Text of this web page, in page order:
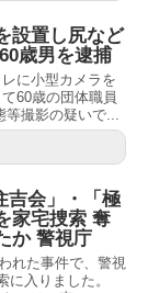
設置し尻など
歳男を逮捕
に小型カメラを
60歳の団体職員
等撮影の疑いで...
吉会」・「極
家宅捜索 奪
か 警視庁
れた事件で、警視
入りました。